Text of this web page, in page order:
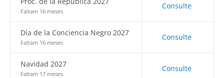
Faltam 16 meses
Consulte
Día de la Conciencia Negro 2027
Faltam 16 meses
Consulte
Navidad 2027
Faltam 17 meses
Consulte